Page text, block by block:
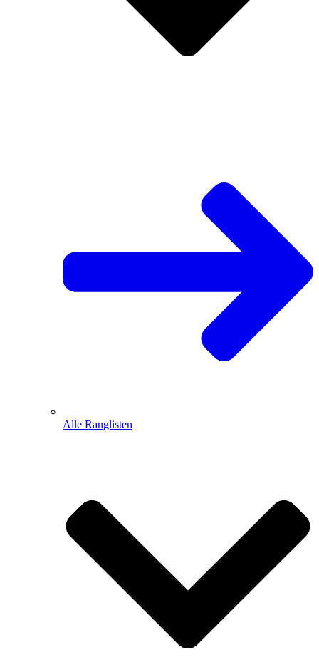
Alle Ranglisten